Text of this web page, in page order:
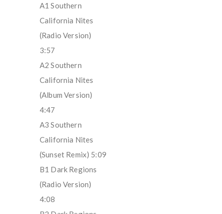
A1 Southern
California Nites
(Radio Version)
3:57
A2 Southern
California Nites
(Album Version)
4:47
A3 Southern
California Nites
(Sunset Remix) 5:09
B1 Dark Regions
(Radio Version)
4:08